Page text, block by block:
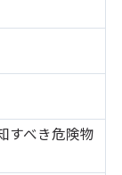
すべき危険物